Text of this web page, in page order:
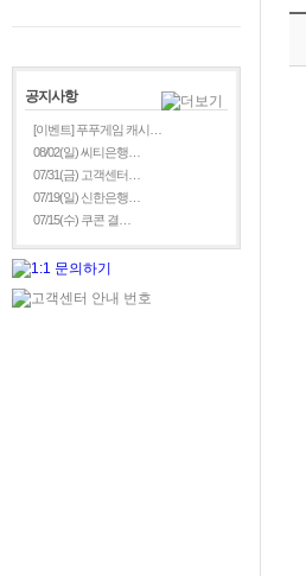
공지사항
[이벤트] 푸푸게임 캐시…
08/02(일) 씨티은행…
07/31(금) 고객센터…
07/19(일) 신한은행…
07/15(수) 쿠콘 결…